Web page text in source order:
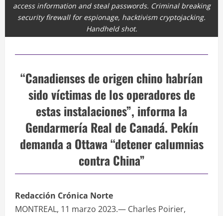
access information and steal passwords. Criminal breaking
security firewall for espionage, hacktivism cryptojacking.
Handheld shot.
“Canadienses de origen chino habrían
sido víctimas de los operadores de
estas instalaciones”, informa la
Gendarmería Real de Canadá. Pekín
demanda a Ottawa “detener calumnias
contra China”
Redacción Crónica Norte
MONTREAL, 11 marzo 2023.— Charles Poirier,